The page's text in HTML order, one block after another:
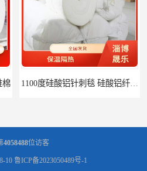
棉
4058488位访客
10 鲁ICP备2023050489号-1